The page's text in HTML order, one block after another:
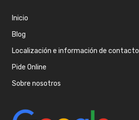
Inicio
Blog
Localización e información de contacto
Pide Online
Sobre nosotros